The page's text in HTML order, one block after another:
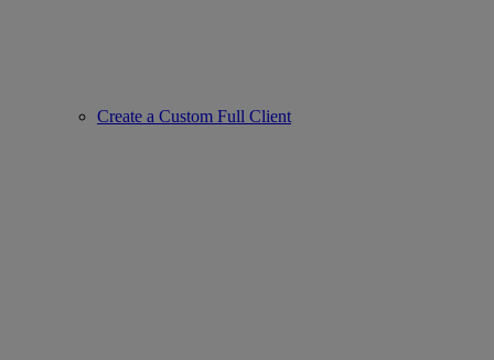
Create a Custom Full Client